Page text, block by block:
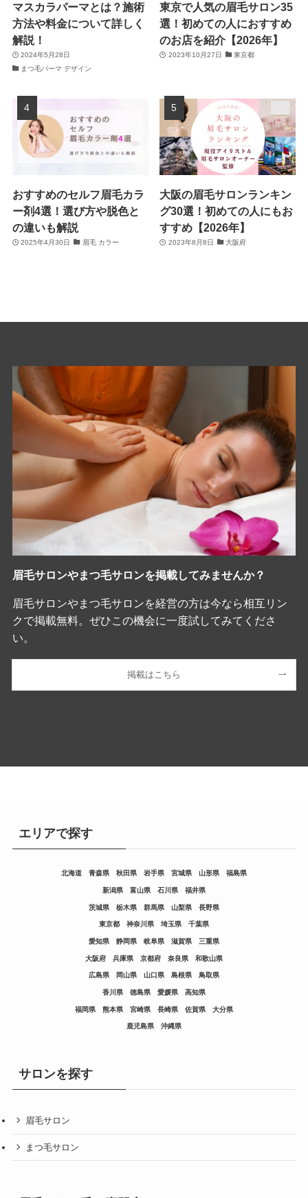
マスカラパーマとは？施術
方法や料金について詳しく
解説！
2024年5月28日
まつ毛パーマ デザイン
東京で人気の眉毛サロン35
選！初めての人におすすめ
のお店を紹介【2026年】
2023年10月27日 東京都
おすすめのセルフ眉毛カラ
ー剤4選！選び方や脱色と
の違いも解説
2025年4月30日 眉毛 カラー
大阪の眉毛サロンランキン
グ30選！初めての人にもお
すすめ【2026年】
2023年8月8日 大阪府
眉毛サロンやまつ毛サロンを掲載してみませんか？
眉毛サロンやまつ毛サロンを経営の方は今なら相互リン
クで掲載無料。ぜひこの機会に一度試してみてくださ
い。
掲載はこちら
エリアで探す
北海道 青森県 秋田県 岩手県 宮城県 山形県 福島県
新潟県 富山県 石川県 福井県
茨城県 栃木県 群馬県 山梨県 長野県
東京都 神奈川県 埼玉県 千葉県
愛知県 静岡県 岐阜県 滋賀県 三重県
大阪府 兵庫県 京都府 奈良県 和歌山県
広島県 岡山県 山口県 島根県 鳥取県
香川県 徳島県 愛媛県 高知県
福岡県 熊本県 宮崎県 長崎県 佐賀県 大分県
鹿児島県 沖縄県
サロンを探す
眉毛サロン
まつ毛サロン